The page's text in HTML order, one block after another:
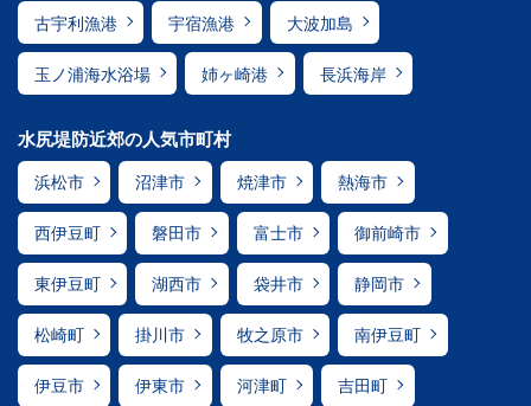
古宇利漁港 宇宿漁港 大波加島
玉ノ浦海水浴場 姉ヶ崎港 長浜海岸
水尻堤防近郊の人気市町村
浜松市 沼津市 焼津市 熱海市
西伊豆町 磐田市 富士市 御前崎市
東伊豆町 湖西市 袋井市 静岡市
松崎町 掛川市 牧之原市 南伊豆町
伊豆市 伊東市 河津町 吉田町